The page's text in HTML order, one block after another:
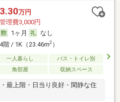
3.30万円
管理費3,000円
1ヶ月
なし
4階 / 1K（23.46m2）
一人暮らし
バス・トイレ別
角部屋 収納スペース
最上階・日当り良好・閑静な住